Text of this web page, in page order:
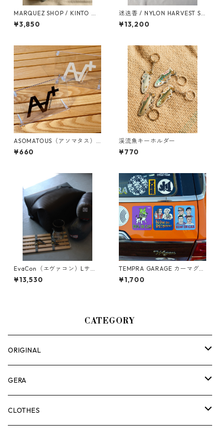
MARQUEZ SHOP / KINTO オ
リジナル TRAIL TUMBLER 58
0ml
¥3,850
迷迭香 / NYLON HARVEST SH
ORTS CLASSIC
¥13,200
ASOMATOUS（アソマタス）
「A∀＋」カッティングステッ
カー マットブラック
¥660
渓流魚キーホルダー
¥770
EvaCon（エヴァコン）Lサイ
ズ
¥13,530
TEMPRA GARAGE カーマグネ
ット（ナカムラルイ / RUI NA
KAMURA）
¥1,700
CATEGORY
ORIGINAL
ASOMATOUS
HANGBURGER（ハングバーガー）
COLLABORATION
GERA
ランタン＆ライト
CLOTHES